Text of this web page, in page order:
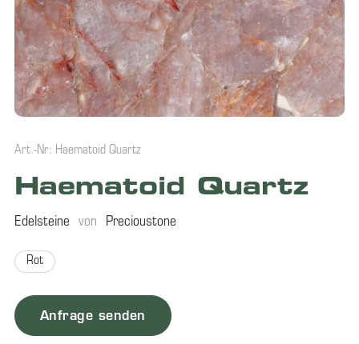
Art.-Nr: Haematoid Quartz
Haematoid Quartz
Edelsteine von Precioustone
Rot
Anfrage senden